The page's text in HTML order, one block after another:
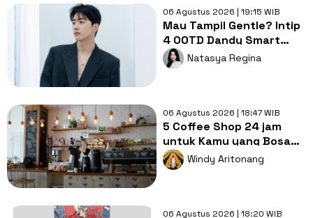
06 Agustus 2026 | 19:15 WIB
Mau Tampil Gentle? Intip
4 OOTD Dandy Smart
Casual ala Kang Hoon
Natasya Regina
06 Agustus 2026 | 18:47 WIB
5 Coffee Shop 24 jam
untuk Kamu yang Bosan
Nugas di Kos
Windy Aritonang
06 Agustus 2026 | 18:20 WIB